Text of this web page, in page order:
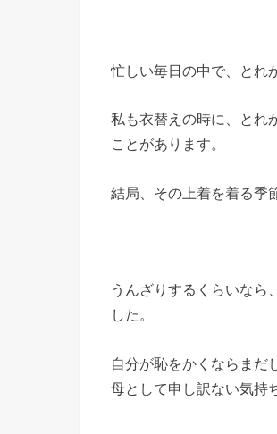
忙しい毎日の中で、とれ
私も衣替えの時に、とれ
ことがあります。
結局、その上着を着る季
うんざりするくらいなら
した。
自分が恥をかくならまだ
母として申し訳ない気持